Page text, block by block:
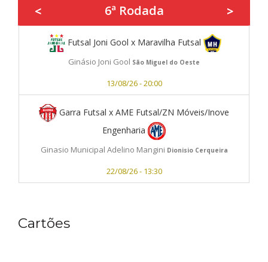
< 6ª Rodada >
Futsal Joni Gool x Maravilha Futsal
Ginásio Joni Gool São Miguel do Oeste
13/08/26 - 20:00
Garra Futsal x AME Futsal/ZN Móveis/Inove
Engenharia
Ginasio Municipal Adelino Mangini Dionisio Cerqueira
22/08/26 - 13:30
Cartões